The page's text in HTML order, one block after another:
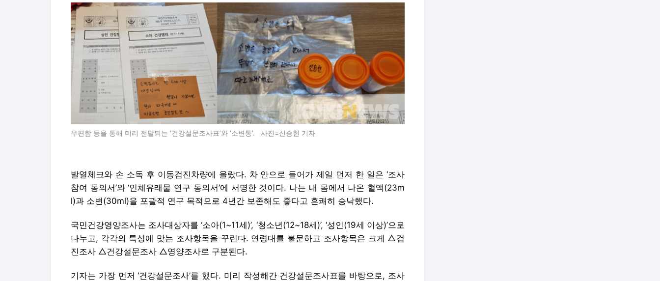
우편함 등을 통해 미리 전달되는 ‘건강설문조사표’와 ‘소변통’. 사진=신승헌 기자
발열체크와 손 소독 후 이동검진차량에 올랐다. 차 안으로 들어가 제일 먼저 한 일은 ‘조사
참여 동의서’와 ‘인체유래물 연구 동의서’에 서명한 것이다. 나는 내 몸에서 나온 혈액(23m
l)과 소변(30ml)을 포괄적 연구 목적으로 4년간 보존해도 좋다고 흔쾌히 승낙했다.
국민건강영양조사는 조사대상자를 ‘소아(1~11세)’, ‘청소년(12~18세)’, ‘성인(19세 이상)’으로
나누고, 각각의 특성에 맞는 조사항목을 꾸린다. 연령대를 불문하고 조사항목은 크게 △검
진조사 △건강설문조사 △영양조사로 구분된다.
기자는 가장 먼저 ‘건강설문조사’를 했다. 미리 작성해간 건강설문조사표를 바탕으로, 조사